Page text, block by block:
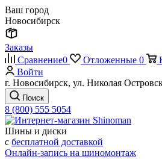
Ваш город
Новосибирск
Заказы
Сравнение0 Отложенные 0
Войти
г. Новосибирск, ул. Николая
Поиск
8 (800) 555 5054
Шины и диски
с бесплатной доставкой
Онлайн-запись на шиномонтаж